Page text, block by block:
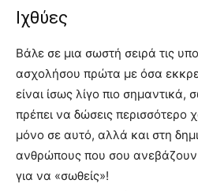
Ιχθύες
Βάλε σε μια σωστή σειρά τις
ασχολήσου πρώτα με όσα
είναι ίσως λίγο πιο σημαντικά,
πρέπει να δώσεις περισσότερο
μόνο σε αυτό, αλλά και στη
ανθρώπους που σου
για να «σωθείς»!